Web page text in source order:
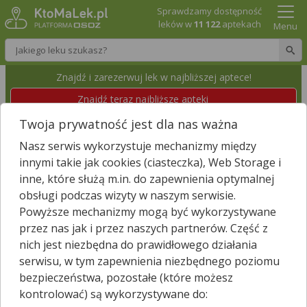
Wpisz nazwę leku
Sprawdzamy dostępność
leków w11 122aptekach Menu
Znajdź i zarezerwuj lek w najbliższej aptece!
Znajdź teraz najbliższe apteki
APTEKA
Wodzisław Śląski, Chrobrego 119 Id apteki: 921 394
Znajdź leki w okolicy i zarezerwuj
Zgłoś nieistniejącą aptekę
−
Twoja prywatność jest dla nas ważna
Nasz serwis wykorzystuje mechanizmy między
innymi takie jak cookies (ciasteczka), Web Storage i
inne, które służą m.in. do zapewnienia optymalnej
obsługi podczas wizyty w naszym serwisie.
Powyższe mechanizmy mogą być wykorzystywane
przez nas jak i przez naszych partnerów. Część z
nich jest niezbędna do prawidłowego działania
serwisu, w tym zapewnienia niezbędnego poziomu
bezpieczeństwa, pozostałe (które możesz
kontrolować) są wykorzystywane do: